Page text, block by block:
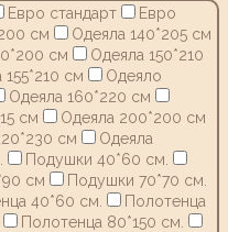
Евро стандарт
Евро
см
Одеяла 140*205 см
см
Одеяла 150*210
155*210 см
Одеяло
Одеяла 160*220 см
см
Одеяла 200*200 см
см
Одеяла
Подушки 40*60 см.
см
Подушки 70*70 см.
40*60 см.
Полотенца
Полотенца 80*150 см.